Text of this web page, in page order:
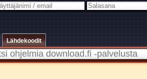
Lähdekoodit